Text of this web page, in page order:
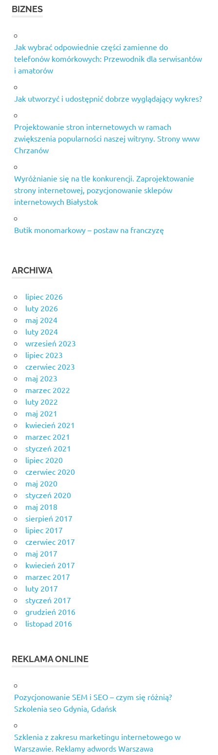
BIZNES
Jak wybrać odpowiednie części zamienne do
telefonów komórkowych: Przewodnik dla serwisantów
i amatorów
Jak utworzyć i udostępnić dobrze wyglądający wykres?
Projektowanie stron internetowych w ramach
zwiększenia popularności naszej witryny. Strony www
Chrzanów
Wyróżnianie się na tle konkurencji. Zaprojektowanie
strony internetowej, pozycjonowanie sklepów
internetowych Białystok
Butik monomarkowy – postaw na franczyzę
ARCHIWA
lipiec 2026
luty 2026
maj 2024
luty 2024
wrzesień 2023
lipiec 2023
czerwiec 2023
maj 2023
marzec 2022
luty 2022
maj 2021
kwiecień 2021
marzec 2021
styczeń 2021
lipiec 2020
czerwiec 2020
maj 2020
styczeń 2020
maj 2018
sierpień 2017
lipiec 2017
czerwiec 2017
maj 2017
kwiecień 2017
marzec 2017
luty 2017
styczeń 2017
grudzień 2016
listopad 2016
REKLAMA ONLINE
Pozycjonowanie SEM i SEO – czym się różnią?
Szkolenia seo Gdynia, Gdańsk
Szklenia z zakresu marketingu internetowego w
Warszawie. Reklamy adwords Warszawa